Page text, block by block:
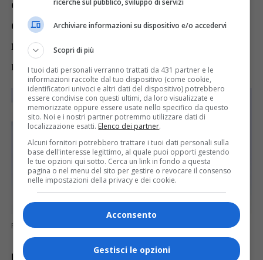
esauste. Questi dati complessivi
dimostrano un impegno diffuso nella
regione, contribuendo al successo della
raccolta in Piemonte.
Raccolta lampadine esauste
Archiviare informazioni su dispositivo e/o accedervi
Scopri di più
I tuoi dati personali verranno trattati da 431 partner e le
informazioni raccolte dal tuo dispositivo (come cookie,
identificatori univoci e altri dati del dispositivo) potrebbero
essere condivise con questi ultimi, da loro visualizzate e
memorizzate oppure essere usate nello specifico da questo
sito. Noi e i nostri partner potremmo utilizzare dati di
localizzazione esatti. Elenco dei partner.
Alcuni fornitori potrebbero trattare i tuoi dati personali sulla
base dell'interesse legittimo, al quale puoi opporti gestendo
le tue opzioni qui sotto. Cerca un link in fondo a questa
pagina o nel menu del sito per gestire o revocare il consenso
nelle impostazioni della privacy e dei cookie.
Acconsento
Gestisci le opzioni